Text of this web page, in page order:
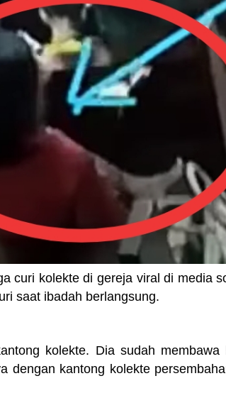
curi kolekte di gereja viral di media
saat ibadah berlangsung.
kolekte. Dia sudah membawa
dengan kantong kolekte